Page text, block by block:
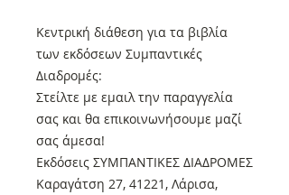
Κεντρική διάθεση για τα βιβλία
των εκδόσεων Συμπαντικές
Διαδρομές:
Στείλτε με εμαιλ την παραγγελία
σας και θα επικοινωνήσουμε μαζί
σας άμεσα!
Εκδόσεις ΣΥΜΠΑΝΤΙΚΕΣ ΔΙΑΔΡΟΜΕΣ
Καραγάτση 27, 41221, Λάρισα,